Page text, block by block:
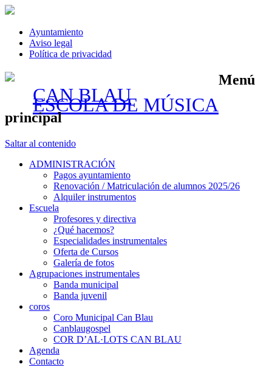
Ayuntamiento
Aviso legal
Política de privacidad
CAN BLAU
ESCOLA DE MÚSICA
Menú
principal
Saltar al contenido
ADMINISTRACIÓN
Pagos ayuntamiento
Renovación / Matriculación de alumnos 2025/26
Alquiler instrumentos
Escuela
Profesores y directiva
¿Qué hacemos?
Especialidades instrumentales
Oferta de Cursos
Galería de fotos
Agrupaciones instrumentales
Banda municipal
Banda juvenil
coros
Coro Municipal Can Blau
Canblaugospel
COR D’AL·LOTS CAN BLAU
Agenda
Contacto